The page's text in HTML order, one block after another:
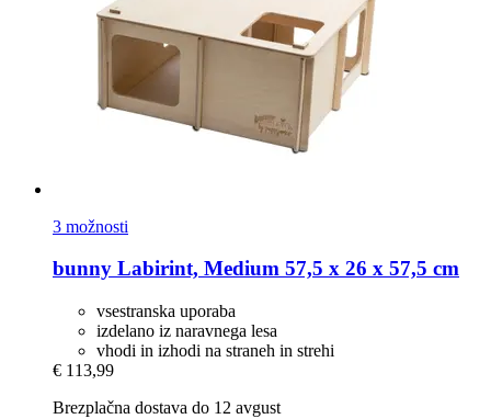
3 možnosti
bunny Labirint, Medium 57,5 x 26 x 57,5 cm
vsestranska uporaba
izdelano iz naravnega lesa
vhodi in izhodi na straneh in strehi
€ 113,99
Brezplačna dostava do 12 avgust